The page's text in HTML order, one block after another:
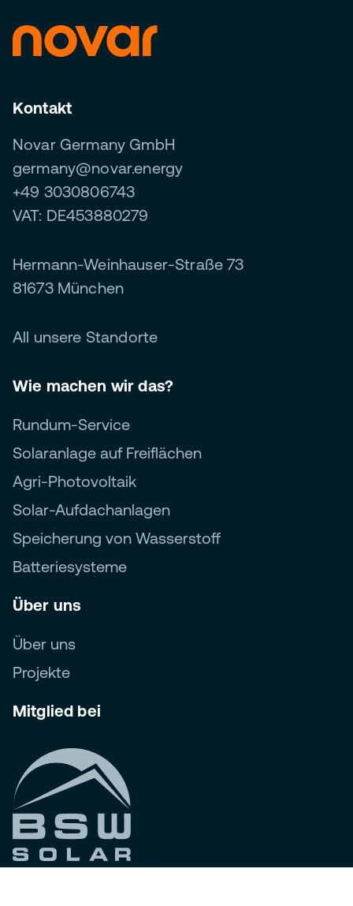
Kontakt
Novar Germany GmbH
germany@novar.energy
+49 3030806743
VAT: DE453880279
Hermann-Weinhauser-Straße 73
81673 München
All unsere Standorte
Wie machen wir das?
Rundum-Service
Solaranlage auf Freiflächen
Agri-Photovoltaik
Solar-Aufdachanlagen
Speicherung von Wasserstoff
Batteriesysteme
Über uns
Über uns
Projekte
Mitglied bei